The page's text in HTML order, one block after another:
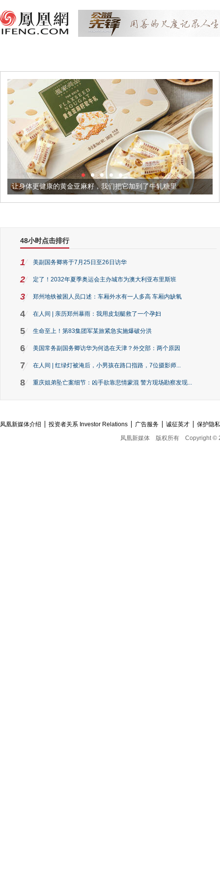
金亚麻籽，我们把它加到了牛轧糖里 被列入佛家七宝的它
48小时点击排行
1 美副国务卿将于7月25日至26日访华
2 定了！2032年夏季奥运会主办城市为澳大利亚布里斯班
3 郑州地铁被困人员口述：车厢外水有一人多高 车厢内缺氧
4 在人间 | 亲历郑州暴雨：我用皮划艇救了一个孕妇
5 生命至上！第83集团军某旅紧急实施爆破分洪
6 美国常务副国务卿访华为何选在天津？外交部：两个原因
7 在人间 | 红绿灯被淹后，小男孩在路口指路，7位摄影师...
8 重庆姐弟坠亡案细节：凶手欲靠悲情蒙混 警方现场勘察发现...
凤凰新媒体介绍 投资者关系 Investor Relations 广告服务 诚征英才
保护隐
凤凰新媒体
版权所有 Copyright ©